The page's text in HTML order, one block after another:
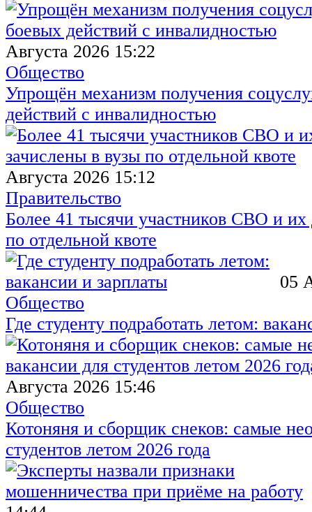
Августа 2026 15:22
Общество
Упрощён механизм получения
действий с инвалидностью
Августа 2026 15:12
Правительство
Более 41 тысячи участников СВО и их
по отдельной квоте
05
Общество
Где студенту подработать летом:
Августа 2026 15:46
Общество
Котоняня и сборщик снеков: самые
студентов летом 2026 года